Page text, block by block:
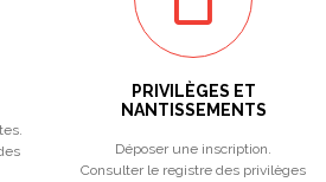
PRIVILÈGES ET
NANTISSEMENTS
Déposer une inscription.
Consulter le registre des privilèges